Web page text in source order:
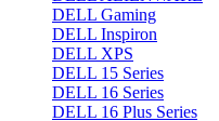
DELL Gaming
DELL Inspiron
DELL XPS
DELL 15 Series
DELL 16 Series
DELL 16 Plus Series